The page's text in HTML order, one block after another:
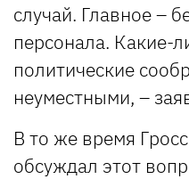
случай. Главное –
персонала. Какие-
политические
неуместными, –
В то же время
обсуждал этот